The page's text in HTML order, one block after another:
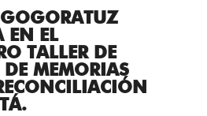
EN EL
TALLER DE
MEMORIAS